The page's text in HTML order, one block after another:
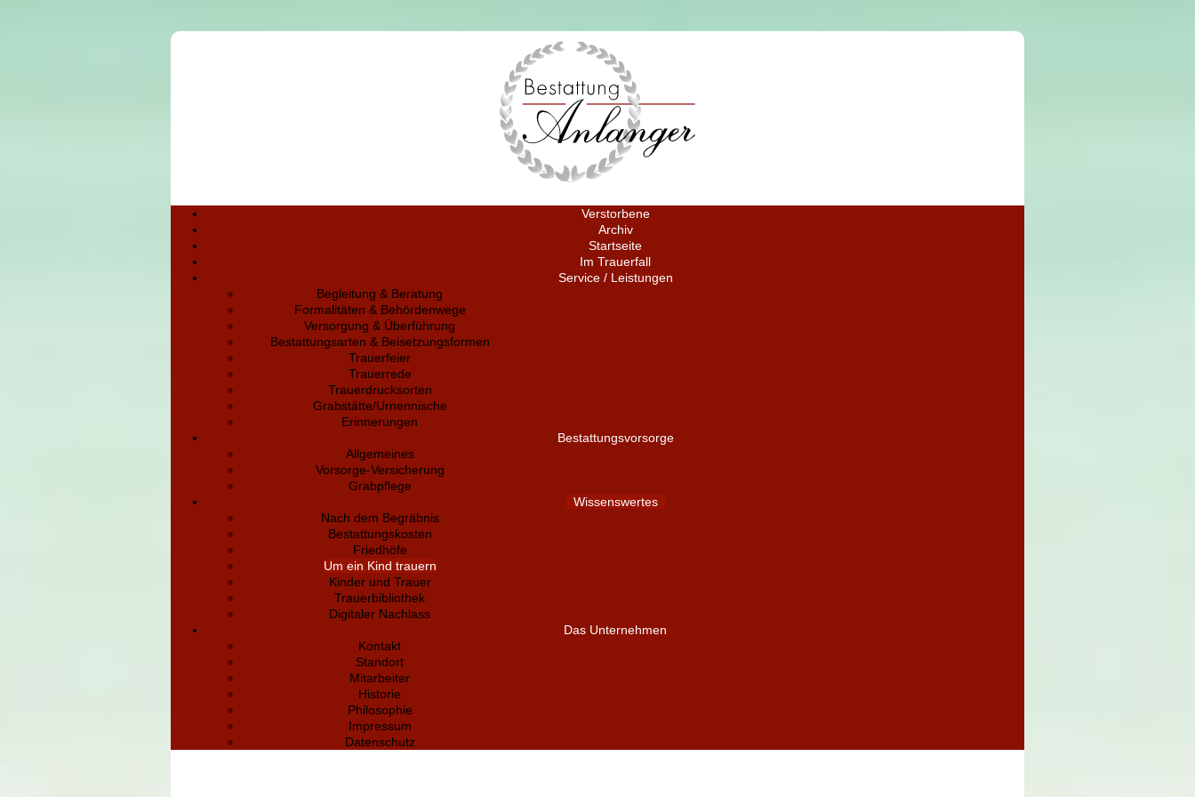
Verstorbene
Archiv
Startseite
Im Trauerfall
Service / Leistungen
Begleitung & Beratung
Formalitäten & Behördenwege
Versorgung & Überführung
Bestattungsarten & Beisetzungsformen
Trauerfeier
Trauerrede
Trauerdrucksorten
Grabstätte/Urnennische
Erinnerungen
Bestattungsvorsorge
Allgemeines
Vorsorge-Versicherung
Grabpflege
Wissenswertes
Nach dem Begräbnis
Bestattungskosten
Friedhöfe
Um ein Kind trauern
Kinder und Trauer
Trauerbibliothek
Digitaler Nachlass
Das Unternehmen
Kontakt
Standort
Mitarbeiter
Historie
Philosophie
Impressum
Datenschutz